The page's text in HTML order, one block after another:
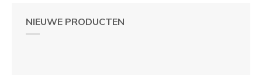
NIEUWE PRODUCTEN